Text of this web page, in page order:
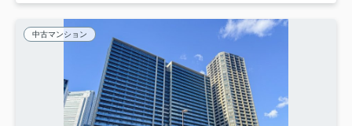
中古マンション